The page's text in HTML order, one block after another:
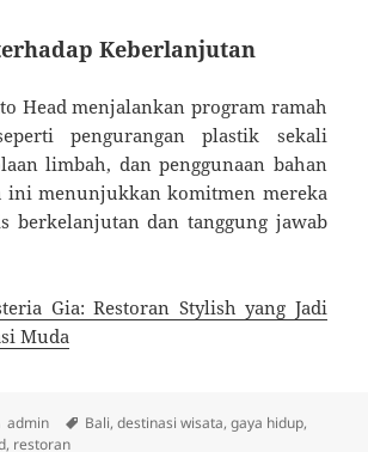
Keberlanjutan
Head menjalankan program ramah
pengurangan plastik sekali
limbah, dan penggunaan bahan
ini menunjukkan komitmen mereka
berkelanjutan dan tanggung jawab
Gia: Restoran Stylish yang Jadi
Muda
Penulis
admin Tag
Bali,destinasi wisata,gaya hidup,
, restoran